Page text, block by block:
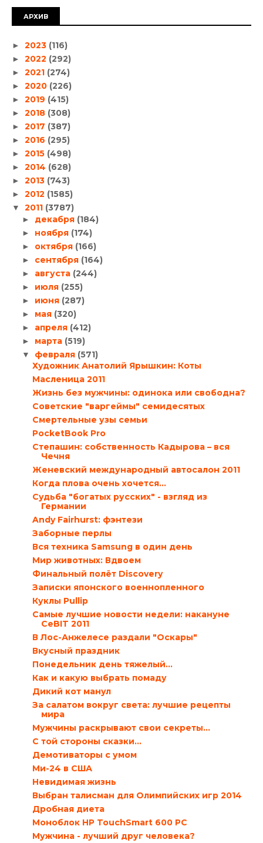
АРХИВ
► 2023 (116)
► 2022 (292)
► 2021 (274)
► 2020 (226)
► 2019 (415)
► 2018 (308)
► 2017 (387)
► 2016 (295)
► 2015 (498)
► 2014 (628)
► 2013 (743)
► 2012 (1585)
▼ 2011 (3787)
► декабря (184)
► ноября (174)
► октября (166)
► сентября (164)
► августа (244)
► июля (255)
► июня (287)
► мая (320)
► апреля (412)
► марта (519)
▼ февраля (571)
Художник Анатолий Ярышкин: Коты
Масленица 2011
Жизнь без мужчины: одинока или свободна?
Советские "варгеймы" семидесятых
Смертельные узы семьи
PocketBook Pro
Степашин: собственность Кадырова – вся
Чечня
Женевский международный автосалон 2011
Когда плова очень хочется…
Судьба "богатых русских" - взгляд из
Германии
Andy Fairhurst: фэнтези
Заборные перлы
Вся техника Samsung в один день
Мир животных: Вдвоем
Финальный полёт Discovery
Записки японского военнопленного
Куклы Pullip
Самые лучшие новости недели: накануне
CeBIT 2011
В Лос-Анжелесе раздали "Оскары"
Вкусный праздник
Понедельник день тяжелый…
Как и какую выбрать помаду
Дикий кот манул
За салатом вокруг света: лучшие рецепты
мира
Мужчины раскрывают свои секреты…
С той стороны сказки…
Демотиваторы с умом
Ми-24 в США
Невидимая жизнь
Выбран талисман для Олимпийских игр 2014
Дробная диета
Моноблок HP TouchSmart 600 PC
Мужчина - лучший друг человека?